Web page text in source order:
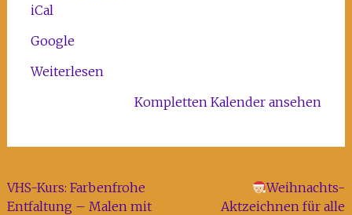
iCal
Google
Weiterlesen
Kompletten Kalender ansehen
Beitragsnavigation
VHS-Kurs: Farbenfrohe
Entfaltung – Malen mit
Weihnachts-
Aktzeichnen für alle